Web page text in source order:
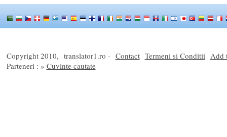
Copyright 2010, translator1.ro - Contact Termeni si Conditii Add
Parteneri : » Cuvinte cautate